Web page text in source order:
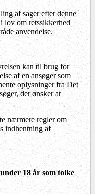
af sager efter denne
lov om retssikkerhed
anvendelse.
kan til brug for
af en ansøger som
oplysninger fra Det
der ønsker at
nærmere regler om
indhentning af
18 år som tolke